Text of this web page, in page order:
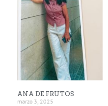
ANA DE FRUTOS
marzo 3, 2025